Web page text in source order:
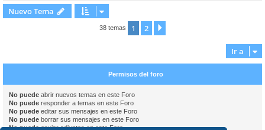
Nuevo Tema
38 temas 1 2
Ir a
Permisos del foro
No puede abrir nuevos temas en este Foro
No puede responder a temas en este Foro
No puede editar sus mensajes en este Foro
No puede borrar sus mensajes en este Foro
No puedeenviar adjuntos en este Foro